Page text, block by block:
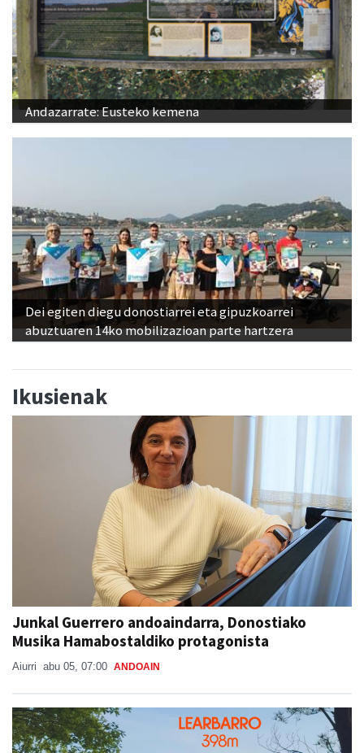
Andazarrate: Eusteko kemena
Dei egiten diegu donostiarrei eta gipuzkoarrei
abuztuaren 14ko mobilizazioan parte hartzera
Ikusienak
Junkal Guerrero andoaindarra, Donostiako
Musika Hamabostaldiko protagonista
Aiurri abu 05, 07:00 ANDOAIN